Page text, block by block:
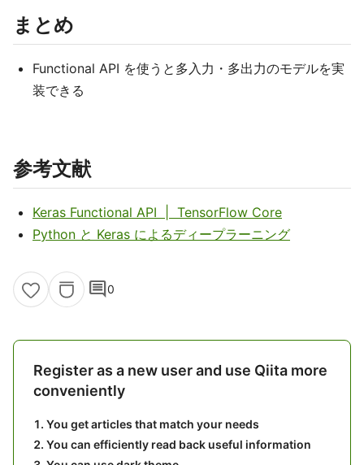
まとめ
Functional API を使うと多入力・多出力のモデルを実
装できる
参考文献
Keras Functional API | TensorFlow Core
Python と Keras によるディープラーニング
comment0
Register as a new user and use Qiita more
conveniently
You get articles that match your needs
You can efficiently read back useful information